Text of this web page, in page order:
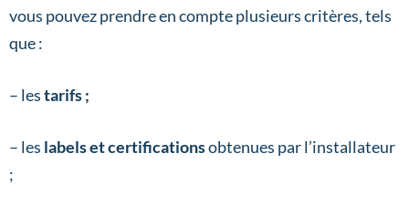
vous pouvez prendre en compte plusieurs critères, tels
que :
– lestarifs ;
– les labels et certificationsobtenues par l’installateur
;